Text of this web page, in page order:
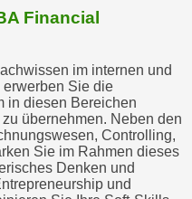
Financial
im internen und
Sie die
in diesen Bereichen
übernehmen. Neben den
Controlling,
Sie im Rahmen dieses
Denken und
und